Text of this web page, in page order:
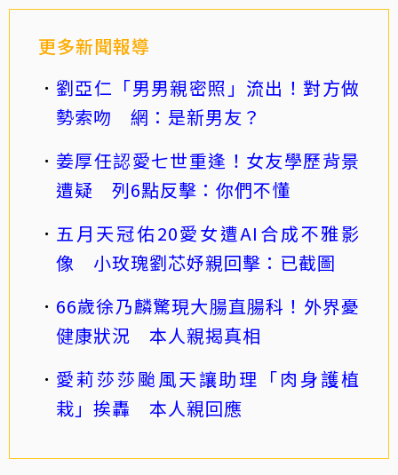
更多新聞報導
劉亞仁「男男親密照」流出！對方做
勢索吻 網：是新男友？
姜厚任認愛七世重逢！女友學歷背景
遭疑 列6點反擊：你們不懂
五月天冠佑20愛女遭AI合成不雅影
像 小玫瑰劉芯妤親回擊：已截圖
66歲徐乃麟驚現大腸直腸科！外界憂
健康狀況 本人親揭真相
愛莉莎莎颱風天讓助理「肉身護植
栽」挨轟 本人親回應